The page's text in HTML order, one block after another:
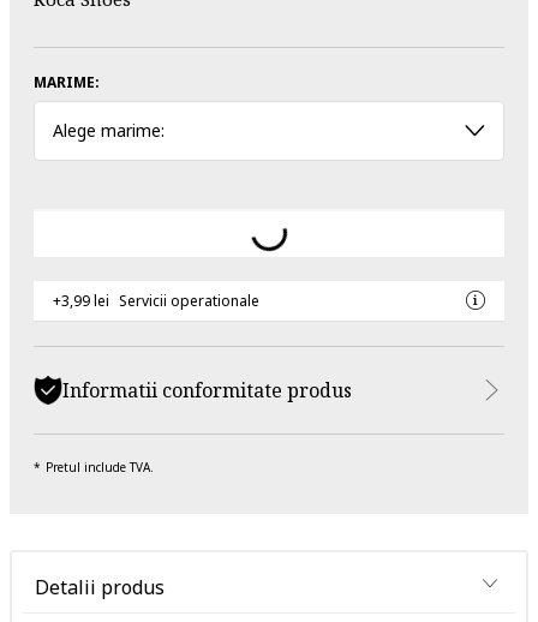
MARIME:
Alege marime:
+3,99 lei Servicii operationale
Informatii conformitate produs
Pretul include TVA.
Detalii produs